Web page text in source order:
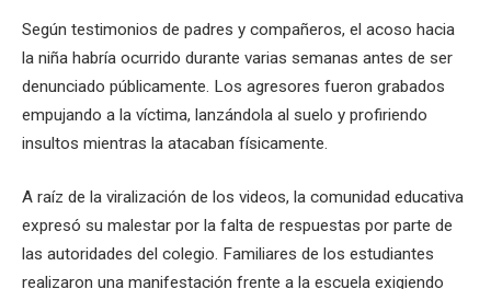
Según testimonios de padres y compañeros, el acoso hacia
la niña habría ocurrido durante varias semanas antes de ser
denunciado públicamente. Los agresores fueron grabados
empujando a la víctima, lanzándola al suelo y profiriendo
insultos mientras la atacaban físicamente.
A raíz de la viralización de los videos, la comunidad educativa
expresó su malestar por la falta de respuestas por parte de
las autoridades del colegio. Familiares de los estudiantes
realizaron una manifestación frente a la escuela exigiendo